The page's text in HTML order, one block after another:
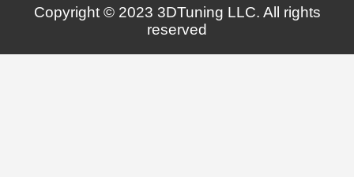
Copyright © 2023 3DTuning LLC. All rights
reserved